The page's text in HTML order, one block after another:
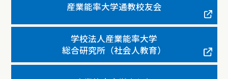
産業能率大学通教校友会
学校法人産業能率大学
総合研究所（社会人教育）